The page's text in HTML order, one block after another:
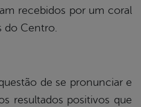
recebidos por um coral
do Centro.
de se pronunciar e
resultados positivos que